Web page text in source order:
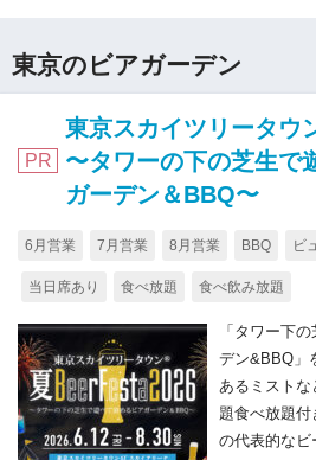
東京のビアガーデン
PR
東京スカイツリータウ
〜タワーの下の芝生で
ガーデン＆BBQ〜
6月営業 7月営業 8月営業 BBQ ビ
当日席あり 食べ放題 食べ飲み放題
「タワー下
デン&BBQ」
あるミスト
題食べ放題
の代表的なビ